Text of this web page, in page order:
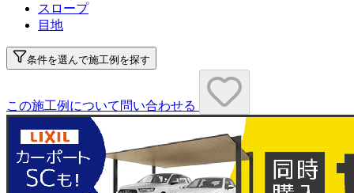
スロープ
目地
条件を選んで施工例を探す
この施工例について問い合わせる